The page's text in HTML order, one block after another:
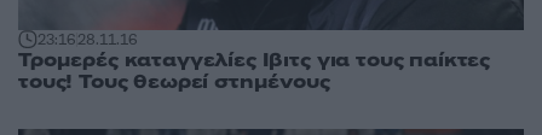
23:1628.11.16
Τρομερές καταγγελίες Ιβιτς για τους παίκτες
τους! Τους θεωρεί στημένους